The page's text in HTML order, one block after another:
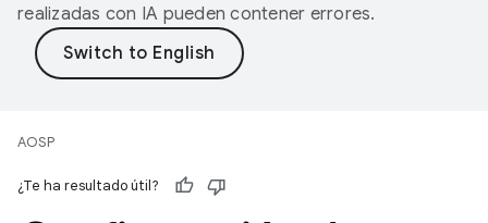
realizadas con IA pueden contener errores.
AOSP
¿Te ha resultado útil?